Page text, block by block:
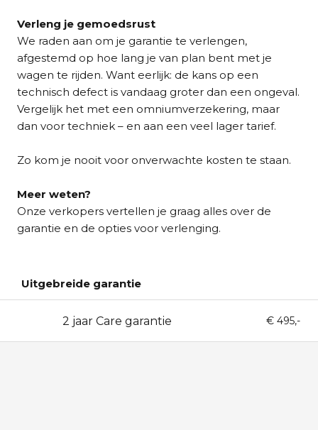
Verleng je gemoedsrust
We raden aan om je garantie te verlengen,
afgestemd op hoe lang je van plan bent met je
wagen te rijden. Want eerlijk: de kans op een
technisch defect is vandaag groter dan een ongeval.
Vergelijk het met een omniumverzekering, maar
dan voor techniek – en aan een veel lager tarief.
Zo kom je nooit voor onverwachte kosten te staan.
Meer weten?
Onze verkopers vertellen je graag alles over de
garantie en de opties voor verlenging.
Uitgebreide garantie
2 jaar Care garantie € 495,-